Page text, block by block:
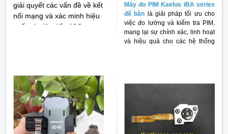
giải quyết các vấn đề về kết
nối mạng và xác minh hiệu
suất cáp lên đến 10G
Máy đo PIM Kaelus iBA series
để bàn là giải pháp tối ưu cho
việc đo lường và kiểm tra PIM,
mang lại sự chính xác, linh hoạt
và hiệu quả cho các hệ thống